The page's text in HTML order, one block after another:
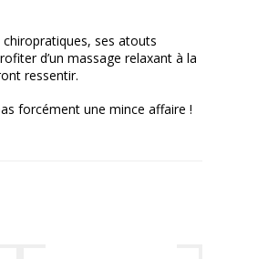
ses atouts
d’un massage relaxant à la
ressentir.
forcément une mince affaire !